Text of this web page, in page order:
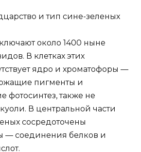
и тип сине-зеленых
около 1400 ныне
В клетках этих
ядро и хроматофоры —
пигменты и
фотосинтез, также не
В центральной части
сосредоточены
— соединения белков и